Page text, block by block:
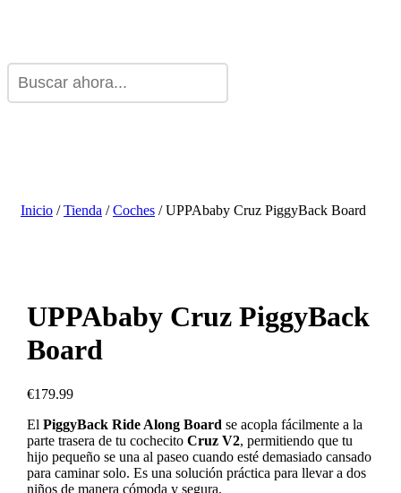
Inicio /Tienda /Coches / UPPAbaby Cruz PiggyBack Board
UPPAbaby Cruz PiggyBack
Board
€179.99
El PiggyBack Ride Along Board se acopla fácilmente a la
parte trasera de tu cochecito Cruz V2, permitiendo que tu
hijo pequeño se una al paseo cuando esté demasiado cansado
para caminar solo. Es una solución práctica para llevar a dos
niños de manera cómoda y segura.